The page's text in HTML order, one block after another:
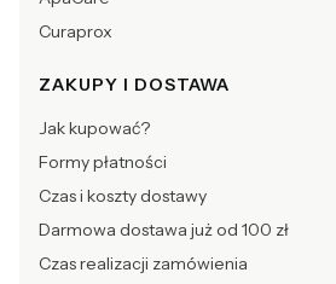
Curaprox
ZAKUPY I DOSTAWA
Jak kupować?
Formy płatności
Czas i koszty dostawy
Darmowa dostawa już od 100 zł
Czas realizacji zamówienia